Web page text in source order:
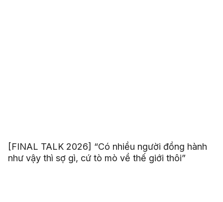
[FINAL TALK 2026] “Có nhiều người đồng hành
như vậy thì sợ gì, cứ tò mò về thế giới thôi”